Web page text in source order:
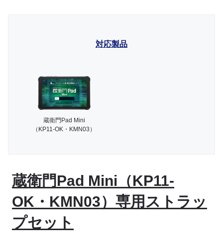
対応製品
蔵衛門Pad Mini
（KP11-OK・KMN03）
蔵衛門Pad Mini（KP11-
OK・KMN03）専用ストラッ
プセット